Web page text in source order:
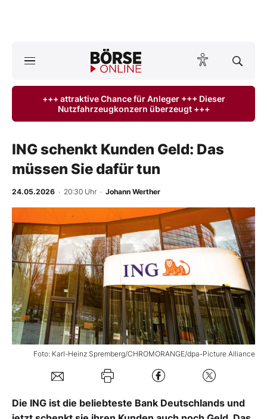
ktuelle Ausgabe BÖRSE ONLINE lesen
Finanz-Check
BO-Musterdepots
Experten
Mein B:O
Mein Konto
Folgen Sie uns
Kontakt
+++ attraktive Chance für Anleger +++ Dieser
Nutzfahrzeugkonzern überzeugt +++
ING schenkt Kunden Geld: Das
müssen Sie dafür tun
24.05.2026 · 20:30 Uhr · Johann Werther
Foto: Karl-Heinz Spremberg/CHROMORANGE/dpa-Picture Alliance
Die ING ist die beliebteste Bank Deutschlands und